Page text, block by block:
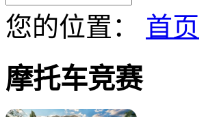
您的位置： 首页
摩托车竞赛